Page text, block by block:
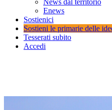
News dal territorio
Enews
Sostienici
Sostieni le primarie delle
Tesserati subito
Accedi